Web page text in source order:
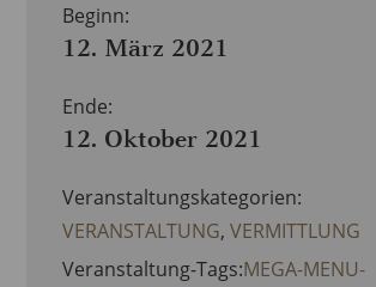
Beginn:
12. März 2021
Ende:
12. Oktober 2021
Veranstaltungskategorien:
VERANSTALTUNG,VERMITTLUNG
Veranstaltung-Tags:MEGA-MENU-